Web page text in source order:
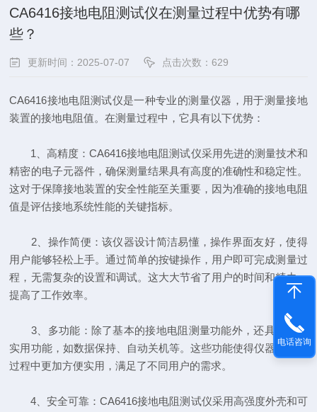
CA6416接地电阻测试仪在测量过程中优势有哪
些？
更新时间：2025-07-07 点击次数：629
CA6416接地电阻测试仪是一种专业的测量仪器，用于测量接地
装置的接地电阻值。在测量过程中，它具有以下优势：
1、高精度：CA6416接地电阻测试仪采用先进的测量技术和
精密的电子元器件，确保测量结果具有高度的准确性和稳定性。
这对于保障接地装置的安全性能至关重要，因为准确的接地电阻
值是评估接地系统性能的关键指标。
2、操作简便：该仪器设计简洁易懂，操作界面友好，使得
用户能够轻松上手。通过简单的按键操作，用户即可完成测量过
程，无需复杂的设置和调试。这大大节省了用户的时间和精力，
提高了工作效率。
3、多功能：除了基本的接地电阻测量功能外，还具备其他
实用功能，如数据保持、自动关机等。这些功能使得仪器在使用
过程中更加方便实用，满足了不同用户的需求。
4、安全可靠：CA6416接地电阻测试仪采用高强度外壳和可
电话咨询